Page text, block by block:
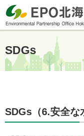
SDGs
SDGs（6.安全な